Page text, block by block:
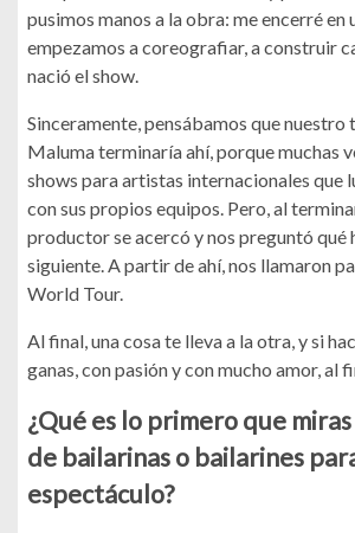
pusimos manos a la obra: me encerré en
empezamos a coreografiar, a construir
nació el show.
Sinceramente, pensábamos que nuestro
Maluma terminaría ahí, porque muchas
shows para artistas internacionales que
con sus propios equipos. Pero, al
productor se acercó y nos preguntó qué
siguiente. A partir de ahí, nos llamaron
World Tour.
Al final, una cosa te lleva a la otra, y si
ganas, con pasión y con mucho amor, al
¿Qué es lo primero que
de bailarinas o bailarines
espectáculo?